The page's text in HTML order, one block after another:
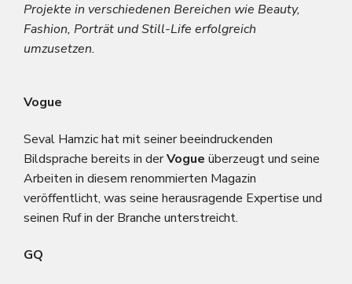
Projekte in verschiedenen Bereichen wie Beauty,
Fashion, Porträt und Still-Life erfolgreich
umzusetzen.
Vogue
Seval Hamzic hat mit seiner beeindruckenden
Bildsprache bereits in derVogue überzeugt und seine
Arbeiten in diesem renommierten Magazin
veröffentlicht, was seine herausragende Expertise und
seinen Ruf in der Branche unterstreicht.
GQ